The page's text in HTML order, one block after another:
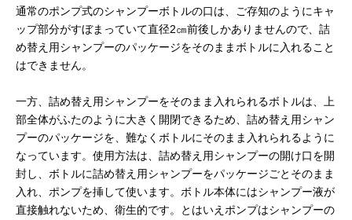
通常のポンプ式のシャンプーボトルの口は、ご存知のようにキャ
ップ部分がすぼまっていて直径2㎝前後しかありませんので、詰
め替え用シャンプーのパッケージをそのままボトルに入れること
はできません。
一方、詰め替え用シャンプーをそのまま入れられるボトルは、上
部全体がふたのように大きく開閉できるため、詰め替え用シャン
プーのパッケージを、難なくボトルにそのまま入れられるように
なっています。使用方法は、詰め替え用シャンプーの開け口を開
封し、ボトルに詰め替え用シャンプーをパッケージごとそのまま
入れ、ポンプを挿して使います。ボトル本体にはシャンプー液が
直接触れないため、衛生的です。とはいえポンプはシャンプーの